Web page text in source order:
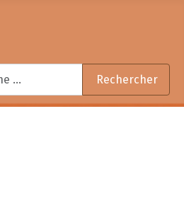
Rechercher